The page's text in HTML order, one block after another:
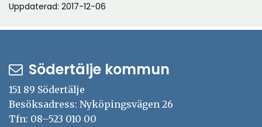
Uppdaterad: 2017-12-06
Södertälje kommun
151 89 Södertälje
Besöksadress: Nyköpingsvägen 26
Tfn: 08–523 010 00